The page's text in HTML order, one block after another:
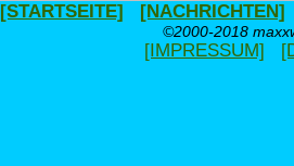
[STARTSEITE] [NACHRICHTEN]
©2000-2018
[IMPRESSUM]